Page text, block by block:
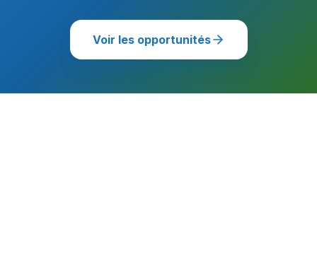
Voir les opportunités